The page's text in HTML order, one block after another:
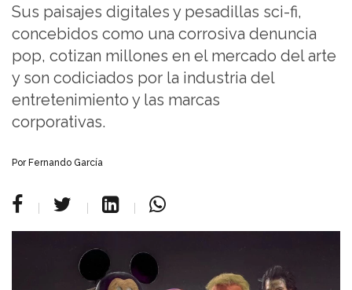
Sus paisajes digitales y pesadillas sci-fi,
concebidos como una corrosiva denuncia
pop, cotizan millones en el mercado del arte
y son codiciados por la industria del
entretenimiento y las marcas
corporativas.
Por Fernando García